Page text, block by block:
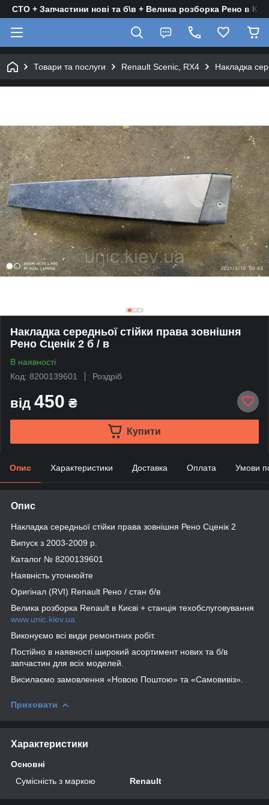
СТО + Запчастини нові та б\в + Велика розборка Рено в
Товари та послуги Renault Scenic, RX4 Накладка
Накладка середньої стійки права зовнішня
Рено Сценік 2 б / в
В наявності
Код: 8200139601
Роздріб
від 450 ₴
Купити
Опис Характеристики Доставка Оплата Умови
Опис
Накладка середньої стійки права зовнішня Рено Сценік 2
Випуск з 2003-2009 р.
Каталог № 8200139601
Наявність уточнюйте
Оригінал (RVI) Renault Рено / стан б/в
Велика розборка Renault в Києві + станція техобслуговування
www.unic.kiev.ua
Виконуємо всі види ремонтних робіт.
Постійно в наявності широкий асортимент нових та б/в
запчастин для всіх моделей.
Висилаємо замовлення «Новою Поштою» та «Самовивіз».
Приховати
Характеристики
Основні
Сумісність з маркою
Renault